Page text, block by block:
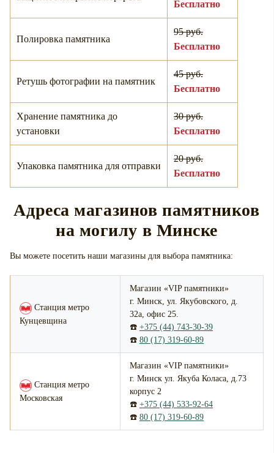
Бесплатно
Полировка памятника
95 руб.
Бесплатно
Ретушь фотографии на памятник
45 руб.
Бесплатно
Хранение памятника до
установки
30 руб.
Бесплатно
Упаковка памятника для отправки
20 руб.
Бесплатно
Адреса магазинов памятников
на могилу в Минске
Вы можете посетить наши магазины для выбора памятника:
Станция метро
Кунцевщина
Магазин «VIP памятники»
г. Минск, ул. Якубовского, д.
32а, офис 25.
☎️ +375 (44) 743-30-39
☎️ 80 (17) 319-60-89
Станция метро
Московская
Магазин «VIP памятники»
г. Минск ул. Якуба Коласа, д.73
корпус 2
☎️ +375 (44) 533-92-64
☎️ 80 (17) 319-60-89